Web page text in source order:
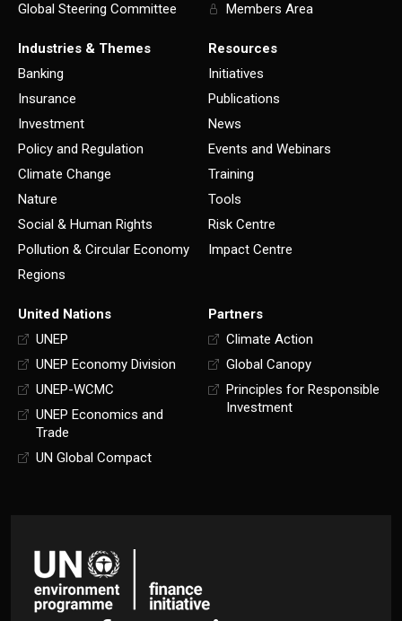
Global Steering Committee
Members Area
Industries & Themes
Banking
Insurance
Investment
Policy and Regulation
Climate Change
Nature
Social & Human Rights
Pollution & Circular Economy
Regions
Resources
Initiatives
Publications
News
Events and Webinars
Training
Tools
Risk Centre
Impact Centre
United Nations
UNEP
UNEP Economy Division
UNEP-WCMC
UNEP Economics and
Trade
UN Global Compact
Partners
Climate Action
Global Canopy
Principles for Responsible
Investment